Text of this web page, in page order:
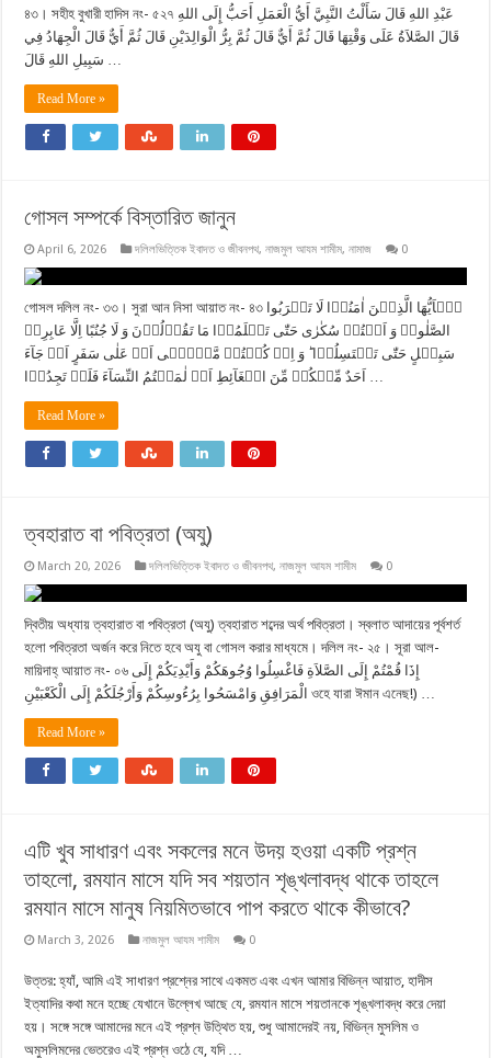
৪৩। সহীহ বুখারী হাদিস নং- ৫২৭ عَبْدِ اللهِ قَالَ سَأَلْتُ النَّبِيَّ أَيُّ الْعَمَلِ أَحَبُّ إِلَى اللهِ
قَالَ الصَّلاَةُ عَلَى وَقْتِهَا قَالَ ثُمَّ أَيٌّ قَالَ ثُمَّ بِرُّ الْوَالِدَيْنِ قَالَ ثُمَّ أَيٌّ قَالَ الْجِهَادُ فِي
Read More »
গোসল সম্পর্কে বিস্তারিত জানুন
April 6, 2026 দলিলভিত্তিক ইবাদত ও জীবনপথ,নাজমুল আযম শামীম,নামাজ 0
গোসল দলিল নং- ৩৩। সুরা আন নিসা আয়াত নং- ৪৩ یٰۤاَیُّهَا الَّذِیۡنَ اٰمَنُوۡا لَا تَقۡرَبُوا
الصَّلٰوۃَ وَ اَنۡتُمۡ سُكٰرٰی حَتّٰی تَعۡلَمُوۡا مَا تَقُوۡلُوۡنَ وَ لَا جُنُبًا اِلَّا عَابِرِیۡ
سَبِیۡلٍ حَتّٰی تَغۡتَسِلُوۡا ؕ وَ اِنۡ كُنۡتُمۡ مَّرۡضٰۤی اَوۡ عَلٰی سَفَرٍ اَوۡ جَآءَ
Read More »
ত্বহারাত বা পবিত্রতা (অযু)
March 20, 2026 দলিলভিত্তিক ইবাদত ও জীবনপথ,নাজমুল আযম শামীম 0
দ্বিতীয় অধ্যায় ত্বহারাত বা পবিত্রতা (অযু) ত্বহারাত শব্দের অর্থ পবিত্রতা। স্বলাত আদায়ের পূর্বশর্ত
হলো পবিত্রতা অর্জন করে নিতে হবে অযু বা গোসল করার মাধ্যমে। দলিল নং- ২৫। সূরা আল-
মায়িদাহ্ আয়াত নং- ০৬ إِذَا قُمْتُمْ إِلَى الصَّلاَةِ فَاغْسِلُوا وُجُوهَكُمْ وَأَيْدِيَكُمْ إِلَى
الْمَرَافِقِ وَامْسَحُوا بِرُءُوسِكُمْ وَأَرْجُلَكُمْ إِلَى الْكَعْبَيْنِ ওহে যারা ঈমান এনেছ!) …
Read More »
এটি খুব সাধারণ এবং সকলের মনে উদয় হওয়া একটি প্রশ্ন
তাহলো, রমযান মাসে যদি সব শয়তান শৃঙ্খলাবদ্ধ থাকে তাহলে
রমযান মাসে মানুষ নিয়মিতভাবে পাপ করতে থাকে কীভাবে?
March 3, 2026 নাজমুল আযম শামীম 0
উত্তর: হ্যাঁ, আমি এই সাধারণ প্রশ্নের সাথে একমত এবং এখন আমার বিভিন্ন আয়াত, হাদীস
ইত্যাদির কথা মনে হচ্ছে যেখানে উল্লেখ আছে যে, রমযান মাসে শয়তানকে শৃঙ্খলাবদ্ধ করে দেয়া
হয়। সঙ্গে সঙ্গে আমাদের মনে এই প্রশ্ন উত্থিত হয়, শুধু আমাদেরই নয়, বিভিন্ন মুসলিম ও
অমুসলিমদের ভেতরেও এই প্রশ্ন ওঠে যে, যদি …